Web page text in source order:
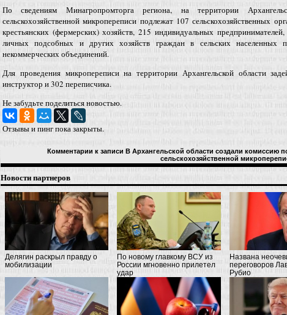
По сведениям Минагропромторга региона, на территории
сельскохозяйственной микропереписи подлежат 107 сельскохозяйственных
крестьянских (фермерских) хозяйств, 215 индивидуальных
личных подсобных и других хозяйств граждан в сельских населенных
некоммерческих объединений.
Для проведения микропереписи на территории Архангельской области
инструктор и 302 переписчика.
Не забудьте поделиться новостью.
Отзывы и пинг пока закрыты.
Комментарии к записи В Архангельской области создали комиссию
сельскохозяйственной
Новости партнеров
Делягин раскрыл правду о
мобилизации
По новому главкому ВСУ из
России мгновенно прилетел
удар
Названа
переговоров
Рубио